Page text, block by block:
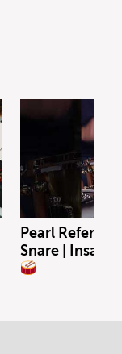
Pearl
Snare | Insane